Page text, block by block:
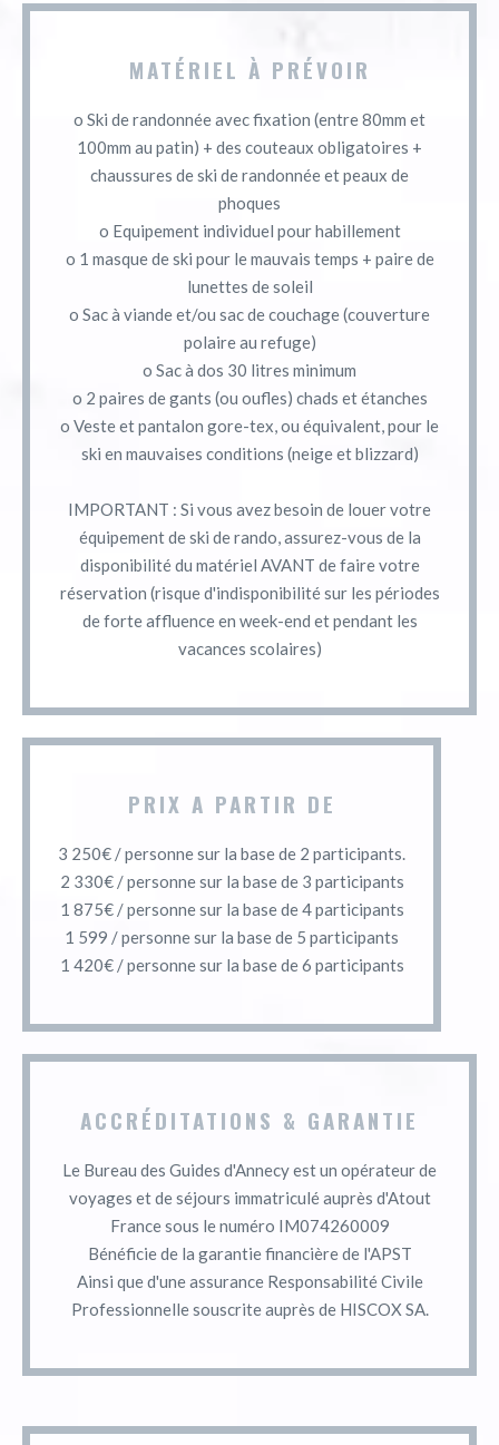
MATÉRIEL À PRÉVOIR
o Ski de randonnée avec fixation (entre 80mm et
100mm au patin) + des couteaux obligatoires +
chaussures de ski de randonnée et peaux de
phoques
o Equipement individuel pour habillement
o 1 masque de ski pour le mauvais temps + paire de
lunettes de soleil
o Sac à viande et/ou sac de couchage (couverture
polaire au refuge)
o Sac à dos 30 litres minimum
o 2 paires de gants (ou oufles) chads et étanches
o Veste et pantalon gore-tex, ou équivalent, pour le
ski en mauvaises conditions (neige et blizzard)
IMPORTANT : Si vous avez besoin de louer votre
équipement de ski de rando, assurez-vous de la
disponibilité du matériel AVANT de faire votre
réservation (risque d'indisponibilité sur les périodes
de forte affluence en week-end et pendant les
vacances scolaires)
PRIX A PARTIR DE
3 250€ / personne sur la base de 2 participants.
2 330€ / personne sur la base de 3 participants
1 875€ / personne sur la base de 4 participants
1 599 / personne sur la base de 5 participants
1 420€ / personne sur la base de 6 participants
ACCRÉDITATIONS & GARANTIE
Le Bureau des Guides d'Annecy est un opérateur de
voyages et de séjours immatriculé auprès d'Atout
France sous le numéro IM074260009
Bénéficie de la garantie financière de l'APST
Ainsi que d'une assurance Responsabilité Civile
Professionnelle souscrite auprès de HISCOX SA.